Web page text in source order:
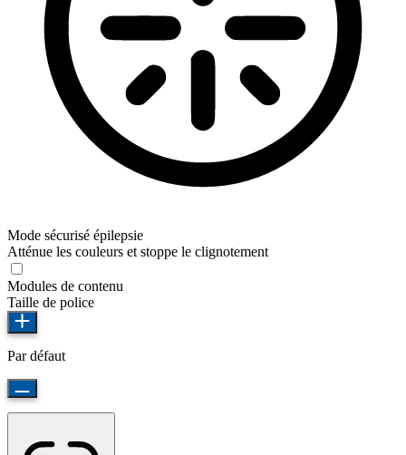
Mode sécurisé épilepsie
Atténue les couleurs et stoppe le clignotement
Modules de contenu
Taille de police
Par défaut